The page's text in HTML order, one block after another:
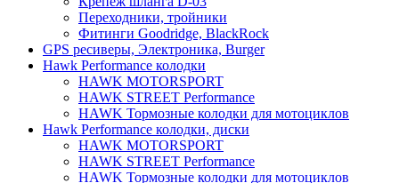
Переходники, тройники
Фитинги Goodridge, BlackRock
GPS ресиверы, Электроника, Burger
Hawk Performance колодки
HAWK MOTORSPORT
HAWK STREET Performance
HAWK Тормозные колодки для мотоциклов
Hawk Performance колодки, диски
HAWK MOTORSPORT
HAWK STREET Performance
HAWK Тормозные колодки для мотоциклов